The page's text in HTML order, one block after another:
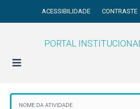
ACESSIBILIDADE CONTRASTE
PORTAL INSTITUCIONAL
NOME DA ATIVIDADE